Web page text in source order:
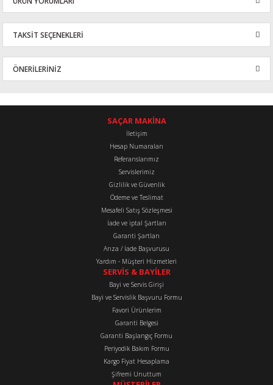
Bu ürüne ilk yorumu siz yapın!
TAKSİT SEÇENEKLERİ
ÖNERİLERİNİZ
konularda yetersiz gördüğünüz noktaları öneri formunu kullanarak
Görüş ve önerileriniz için teşekkür ederiz.
Ürün resmi kalitesiz, bozuk veya görüntülenemiyor.
Ürün bilgilerinde hatalar bulunuyor.
Ürün fiyatı diğer sitelerden daha pahalı.
Bu ürüne benzer farklı alternatifler olmalı.
Gönder
SAÇAR MAKİNA
İletişim
Hesap Numaraları
Referanslarımız
Servislerimiz
Gizlilik ve Güvenlik
Ödeme ve Teslimat
Mesafeli Satış Sözleşmesi
İade ve iptal Şartları
Garanti Şartları
Arıza / İade Başvurusu
Yardım - Müşteri Hizmetleri
SERVİS & BAYİLER
Bayi ve Servis Girişi
Bayi ve Servislik Başvuru Formu
Favori Ürünlerim
Garanti Belgesi
Garanti Başlangıç Formu
Periyodik Bakım Formu
Kargo Fiyat Hesaplama
Şifremi Unuttum